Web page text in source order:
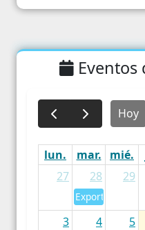
Eventos
Hoy
lun. mar. mié.
27
28
Exportaciones
29
3 4 5